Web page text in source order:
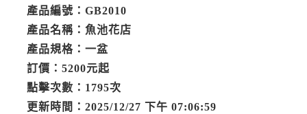
產品編號：GB2010
產品名稱：魚池花店
產品規格：一盆
訂價：5200元起
點擊次數：1795次
更新時間：2025/12/27 下午 07:06:59